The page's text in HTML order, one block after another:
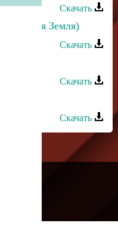
Скачать
(Родная Земля)
Скачать
Скачать
Скачать